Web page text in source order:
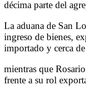
décima parte del
La aduana de San
ingreso de bienes,
importado y cerca
mientras que
frente a su rol